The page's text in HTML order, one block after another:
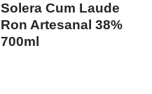
Solera Cum Laude
Ron Artesanal 38%
700ml